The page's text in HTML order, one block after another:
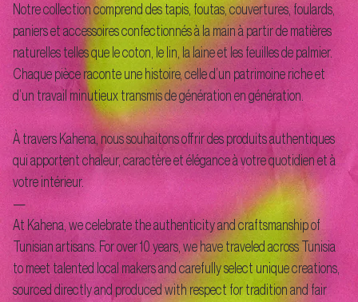
Notre collection comprend des tapis, foutas, couvertures, foulards,
paniers et accessoires confectionnés à la main à partir de matières
naturelles telles que le coton, le lin, la laine et les feuilles de palmier.
Chaque pièce raconte une histoire, celle d’un patrimoine riche et
d’un travail minutieux transmis de génération en génération.
À travers Kahena, nous souhaitons offrir des produits authentiques
qui apportent chaleur, caractère et élégance à votre quotidien et à
votre intérieur.
—
At Kahena, we celebrate the authenticity and craftsmanship of
Tunisian artisans. For over 10 years, we have traveled across Tunisia
to meet talented local makers and carefully select unique creations,
sourced directly and produced with respect for tradition and fair